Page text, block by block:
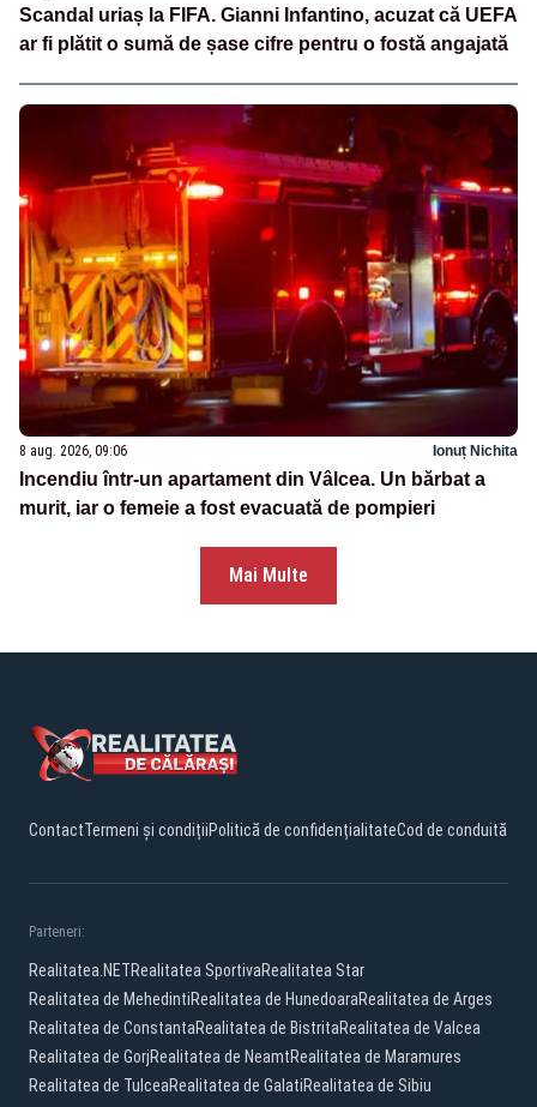
Scandal uriaș la FIFA. Gianni Infantino, acuzat că UEFA
ar fi plătit o sumă de șase cifre pentru o fostă angajată
8 aug. 2026, 09:06 Ionuț Nichita
Incendiu într-un apartament din Vâlcea. Un bărbat a
murit, iar o femeie a fost evacuată de pompieri
Mai Multe
ContactTermeni și condițiiPolitică de confidențialitateCod de conduită
Parteneri:
Realitatea.NETRealitatea SportivaRealitatea Star
Realitatea de MehedintiRealitatea de HunedoaraRealitatea de Arges
Realitatea de ConstantaRealitatea de BistritaRealitatea de Valcea
Realitatea de GorjRealitatea de NeamtRealitatea de Maramures
Realitatea de TulceaRealitatea de GalatiRealitatea de Sibiu